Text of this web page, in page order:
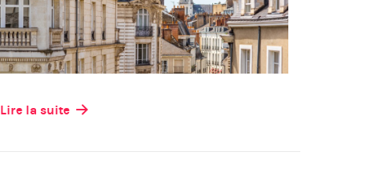
Lire la suite